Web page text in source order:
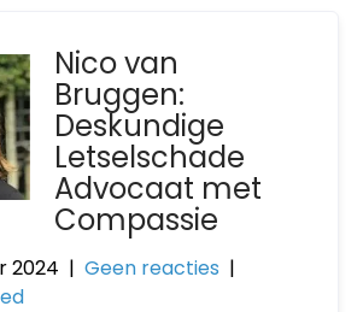
Nico van
Bruggen:
Deskundige
Letselschade
Advocaat met
Compassie
2024 | Geen reacties |